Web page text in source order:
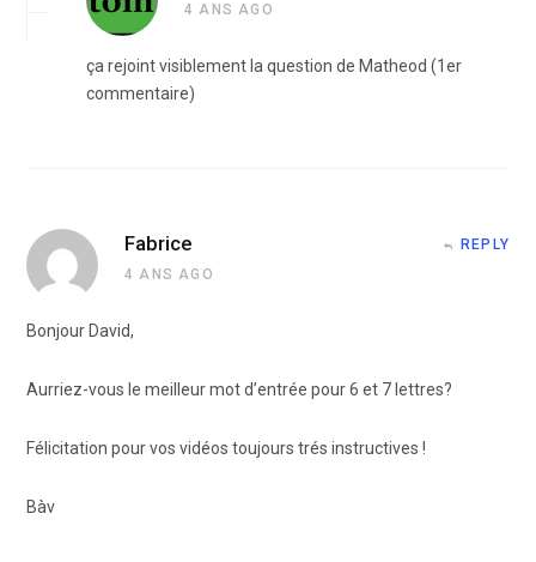
4 ANS AGO
ça rejoint visiblement la question de Matheod (1er
commentaire)
Fabrice
4 ANS AGO
REPLY
Bonjour David,
Aurriez-vous le meilleur mot d’entrée pour 6 et 7 lettres?
Félicitation pour vos vidéos toujours trés instructives !
Bàv